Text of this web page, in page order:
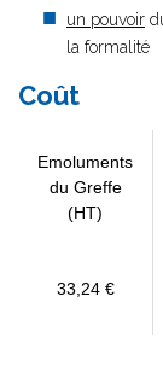
un pouvoir
la formalité
Coût
Emoluments
du Greffe
(HT)
33,24 €